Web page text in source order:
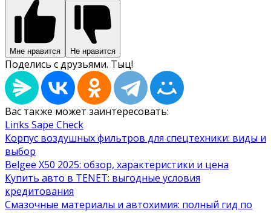
Мне нравится Не нравится
Поделись с друзьями. Тыц!
Вас также может заинтересовать:
Links Sape Check
Корпус воздушных фильтров для спецтехники: виды и
выбор
Belgee X50 2025: обзор, характеристики и цена
Купить авто в TENET: выгодные условия
кредитования
Смазочные материалы и автохимия: полный гид по